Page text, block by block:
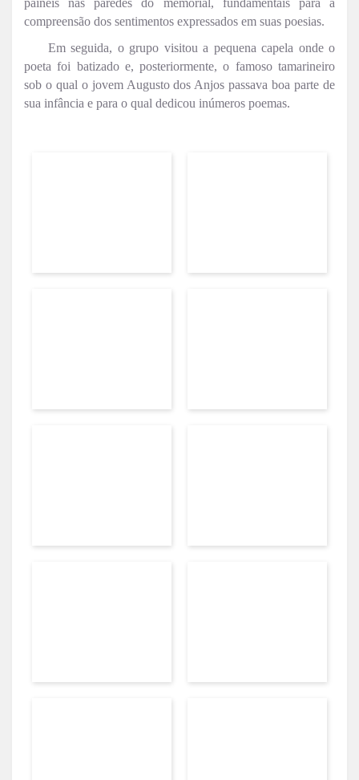
painéis nas paredes do memorial, fundamentais para a
compreensão dos sentimentos expressados em suas poesias.
Em seguida, o grupo visitou a pequena capela onde o
poeta foi batizado e, posteriormente, o famoso tamarineiro
sob o qual o jovem Augusto dos Anjos passava boa parte de
sua infância e para o qual dedicou inúmeros poemas.